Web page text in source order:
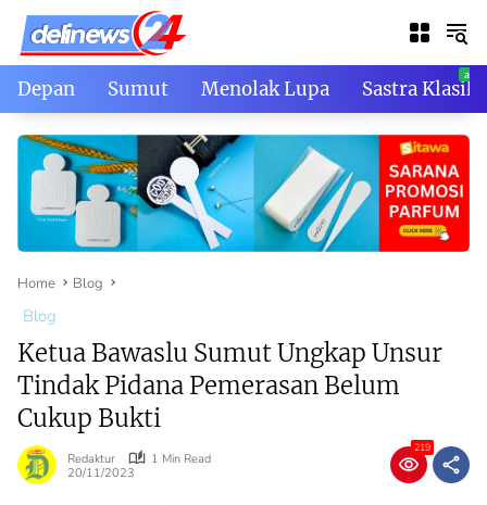
Skip
content
Depan Sumut Menolak Lupa Sastra Klasik
Home Blog
Blog
Ketua Bawaslu Sumut Ungkap Unsur
Tindak Pidana Pemerasan Belum
Cukup Bukti
Redaktur
1 Min Read
20/11/2023
219